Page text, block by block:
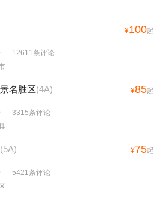
¥100起
12611条评论
名胜区(4A) ¥85起
3315条评论
(5A) ¥75起
5421条评论